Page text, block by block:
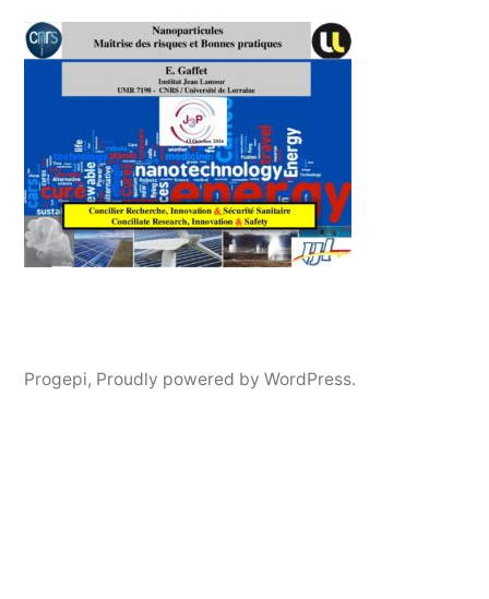
Progepi, Proudly powered by WordPress.